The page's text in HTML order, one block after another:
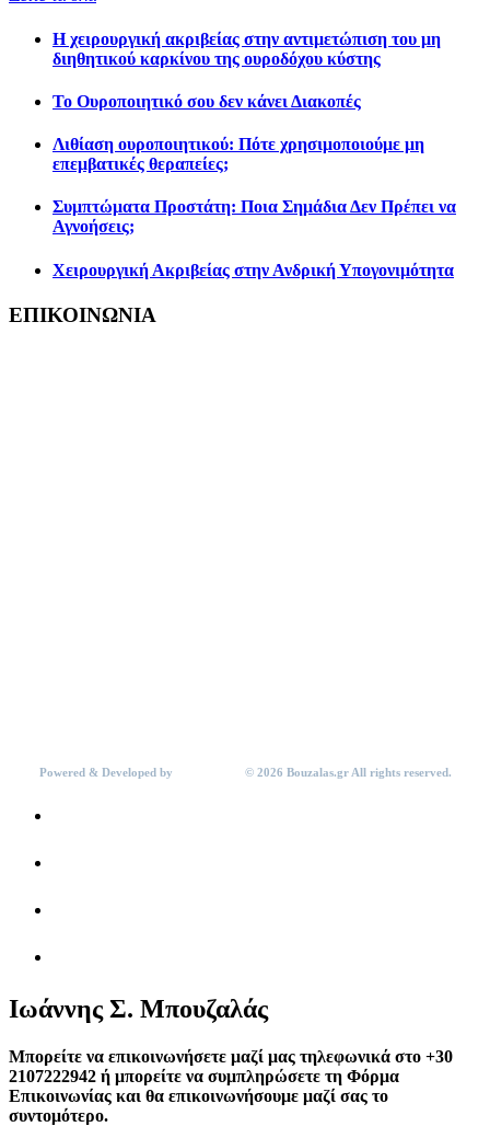
Η χειρουργική ακριβείας στην αντιμετώπιση του μη
διηθητικού καρκίνου της ουροδόχου κύστης
Το Ουροποιητικό σου δεν κάνει Διακοπές
Λιθίαση ουροποιητικού: Πότε χρησιμοποιούμε μη
επεμβατικές θεραπείες;
Συμπτώματα Προστάτη: Ποια Σημάδια Δεν Πρέπει να
Αγνοήσεις;
Χειρουργική Ακριβείας στην Ανδρική Υπογονιμότητα
ΕΠΙΚΟΙΝΩΝΙΑ
Powered & Developed by © 2026 Bouzalas.gr All rights reserved.
Ιωάννης Σ. Μπουζαλάς
Μπορείτε να επικοινωνήσετε μαζί μας τηλεφωνικά στο +30
2107222942 ή μπορείτε να συμπληρώσετε τη Φόρμα
Επικοινωνίας και θα επικοινωνήσουμε μαζί σας το
συντομότερο.